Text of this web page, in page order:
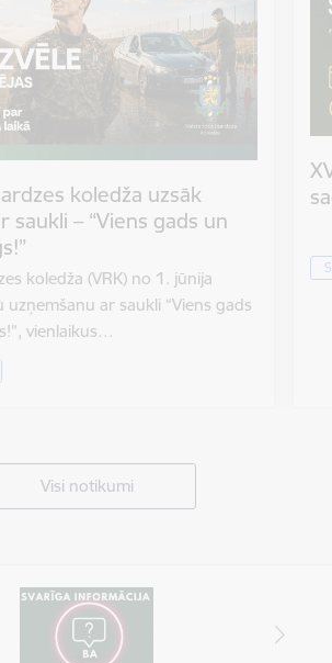
koledža uzsāk
saukli – “Viens gads un
koledža (VRK) no 1. jūnija
ar saukli “Viens gads
vienlaikus…
Visi notikumi